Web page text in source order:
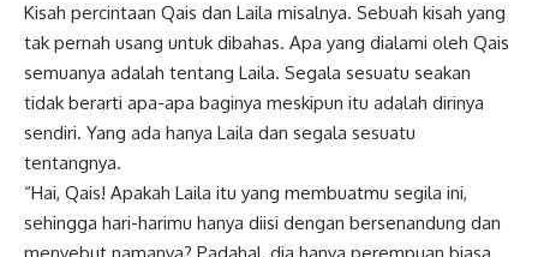
Kisah percintaan Qais dan Laila misalnya. Sebuah kisah yang
tak pernah usang untuk dibahas. Apa yang dialami oleh Qais
semuanya adalah tentang Laila. Segala sesuatu seakan
tidak berarti apa-apa baginya meskipun itu adalah dirinya
sendiri. Yang ada hanya Laila dan segala sesuatu
tentangnya.
“Hai, Qais! Apakah Laila itu yang membuatmu segila ini,
sehingga hari-harimu hanya diisi dengan bersenandung dan